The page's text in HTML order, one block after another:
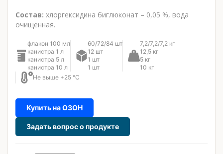
Состав: хлоргексидина биглюконат – 0,05 %, вода
очищенная.
флакон 100 мл
канистра 1 л
канистра 5 л
канистра 10 л
60/72/84 шт
12 шт
1 шт
1 шт
7,2/7,2/7,2 кг
12,5 кг
5 кг
10 кг
Не выше +25 °C
Купить на ОЗОН
Задать вопрос о продукте